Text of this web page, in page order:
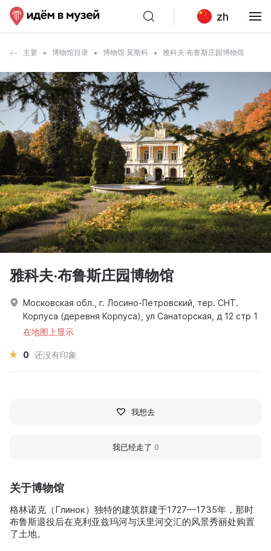
zh
主要 博物馆目录 博物馆 莫斯科 雅科夫·布鲁斯庄园博物馆
关于博物馆
格林诺克（Глинок）独特的建筑群建于1727—1735年，那时
布鲁斯退役后在克利亚兹玛河与沃里河交汇的风景秀丽处购置
了土地。
雅科夫·布鲁斯庄园博物馆
Московская обл., г. Лосино-Петровский, тер. СНТ.
Корпуса (деревня Корпуса), ул Санаторская, д 12 стр 1
在地图上显示
0 还没有印象
我想去
我已经走了 0